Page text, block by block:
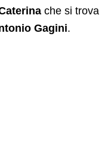
che si trova
Gagini.